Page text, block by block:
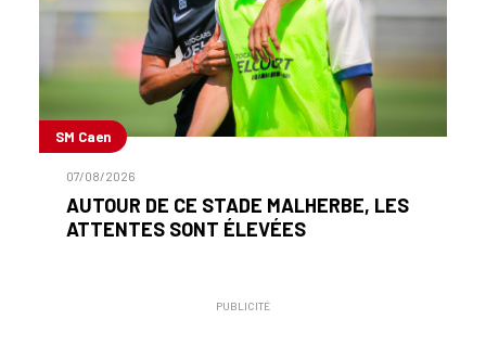
SM Caen
07/08/2026
AUTOUR DE CE STADE MALHERBE, LES
ATTENTES SONT ÉLEVÉES
PUBLICITÉ